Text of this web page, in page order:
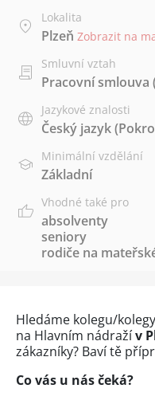
Lokalita
Plzeň Zobrazit na
Smluvní vztah
Pracovní smlouva
Jazykové znalosti
Český jazyk
Minimální vzdělání
Základní
Vhodné také pro
absolventy
seniory
rodiče na
Hledáme kolegu/
na Hlavním nádražív
zákazníky? Baví tě
Co vás u nás čeká?